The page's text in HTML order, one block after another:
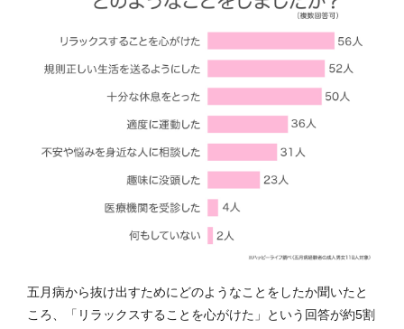
五月病から抜け出すためにどのようなことをしたか聞いたと
ころ、「リラックスすることを心がけた」という回答が約5割